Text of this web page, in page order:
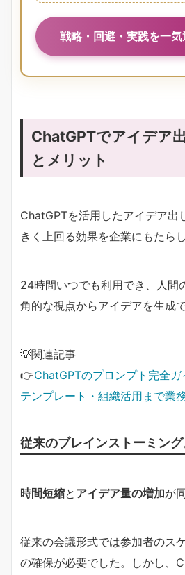
戦略・回避・実践を一
ChatGPTでアイデア
とメリット
ChatGPTを活用したアイデア出
きく上回る効果を企業にもたらし
24時間いつでも利用でき、人間
角的な視点からアイデアを生成
💡関連記事
👉ChatGPTのプロンプト完全
テンプレート・組織活用まで業
従来のブレインストーミン
時間短縮と アイデア量の増加が
従来の会議形式では参加者のス
の確保が必要でした。しかし、